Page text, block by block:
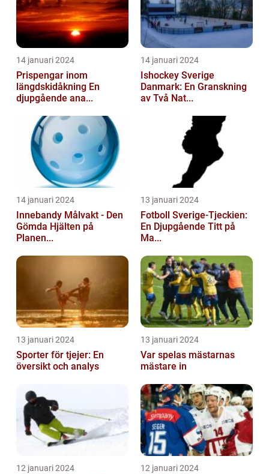
14 januari 2024
Prispengar inom
längdskidåkning En
djupgående ana...
14 januari 2024
Ishockey Sverige
Danmark: En Granskning
av Två Nat...
14 januari 2024
Innebandy Målvakt - Den
Gömda Hjälten på
Planen...
13 januari 2024
Fotboll Sverige-Tjeckien:
En Djupgående Titt på
Ma...
13 januari 2024
Sporter för tjejer: En
översikt och analys
13 januari 2024
Var spelas mästarnas
mästare in
12 januari 2024 12 januari 2024